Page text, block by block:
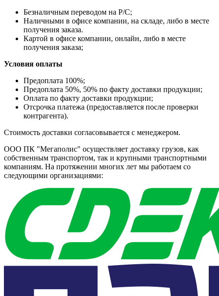
Безналичным переводом на Р/С;
Наличными в офисе компании, на складе, либо в месте
получения заказа.
Картой в офисе компании, онлайн, либо в месте
получения заказа;
Условия оплаты
Предоплата 100%;
Предоплата 50%, 50% по факту доставки продукции;
Оплата по факту доставки продукции;
Отсрочка платежа (предоставляется после проверки
контрагента).
Стоимость доставки согласовывается с менеджером.
ООО ПК "Мегаполис" осуществляет доставку грузов, как
собственным транспортом, так и крупными транспортными
компаниям. На протяжении многих лет мы работаем со
следующими организациями: